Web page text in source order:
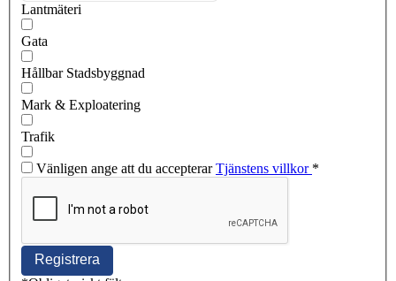
Lantmäteri
Gata
Hållbar Stadsbyggnad
Mark & Exploatering
Trafik
Vänligen ange att du accepterarTjänstens villkor *